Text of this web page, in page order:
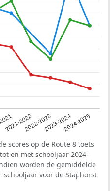
2021-20222022-20232023-20242024-2025
scores op de Route 8 toets
en met schooljaar 2024-
worden de gemiddelde
schooljaar voor de Staphorst